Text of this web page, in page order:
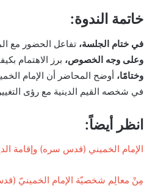
خاتمة الندوة:
في ختام الجلسة، تفاعل الحضور مع
وعلى وجه الخصوص، برز الاهتمام
وختامًا، أوضح المحاضر أن الإمام
في شخصه القيم الدينية مع رؤى
انظر أيضاً:
الإمام الخميني (قدس سره) وإقامة
مِنْ معالِم شخصيّة الإمام الخمينيّ